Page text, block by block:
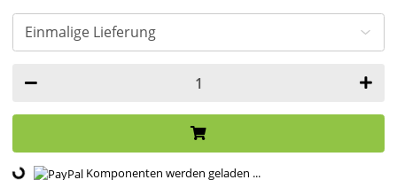
Loading... Komponenten werden geladen ...